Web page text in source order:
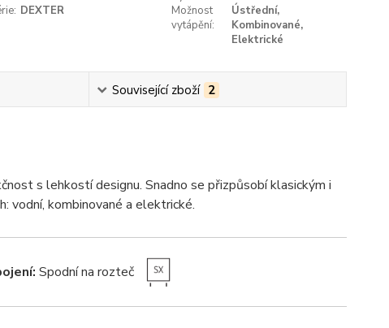
DEXTER
Možnost
vytápění:
Ústřední,
Kombinované,
Elektrické
Související zboží 2
s lehkostí designu. Snadno se přizpůsobí klasickým i
vodní, kombinované a elektrické.
Spodní na rozteč